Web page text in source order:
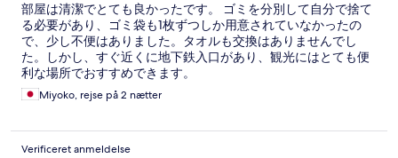
部屋は清潔でとても良かったです。 ゴミを分別して自分で捨て
る必要があり、ゴミ袋も1枚ずつしか用意されていなかったの
で、少し不便はありました。タオルも交換はありませんでし
た。しかし、すぐ近くに地下鉄入口があり、観光にはとても便
利な場所でおすすめできます。
Miyoko, rejse på 2 nætter
Verificeret anmeldelse